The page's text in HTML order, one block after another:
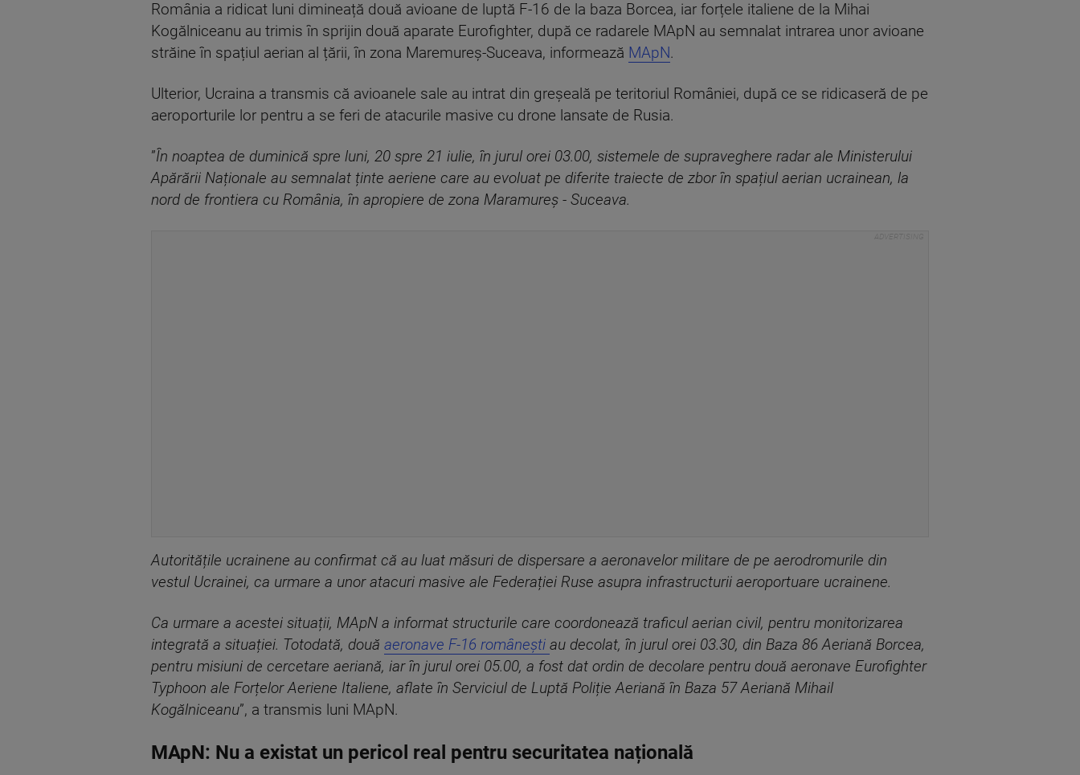
România a ridicat luni dimineață două avioane de luptă F-16 de la baza Borcea, iar forțele italiene de la Mihai
Kogălniceanu au trimis în sprijin două aparate Eurofighter, după ce radarele MApN au semnalat intrarea unor avioane
străine în spațiul aerian al țării, în zona Maremureș-Suceava, informează MApN.
Ulterior, Ucraina a transmis că avioanele sale au intrat din greșeală pe teritoriul României, după ce se ridicaseră de pe
aeroporturile lor pentru a se feri de atacurile masive cu drone lansate de Rusia.
”În noaptea de duminică spre luni, 20 spre 21 iulie, în jurul orei 03.00, sistemele de supraveghere radar ale Ministerului
Apărării Naționale au semnalat ținte aeriene care au evoluat pe diferite traiecte de zbor în spațiul aerian ucrainean, la
nord de frontiera cu România, în apropiere de zona Maramureș - Suceava.
Autoritățile ucrainene au confirmat că au luat măsuri de dispersare a aeronavelor militare de pe aerodromurile din
vestul Ucrainei, ca urmare a unor atacuri masive ale Federației Ruse asupra infrastructurii aeroportuare ucrainene.
Ca urmare a acestei situații, MApN a informat structurile care coordonează traficul aerian civil, pentru monitorizarea
integrată a situației. Totodată, două aeronave F-16 românești au decolat, în jurul orei 03.30, din Baza 86 Aeriană Borcea,
pentru misiuni de cercetare aeriană, iar în jurul orei 05.00, a fost dat ordin de decolare pentru două aeronave Eurofighter
Typhoon ale Forțelor Aeriene Italiene, aflate în Serviciul de Luptă Poliție Aeriană în Baza 57 Aeriană Mihail
Kogălniceanu”, a transmis luni MApN.
MApN: Nu a existat un pericol real pentru securitatea națională